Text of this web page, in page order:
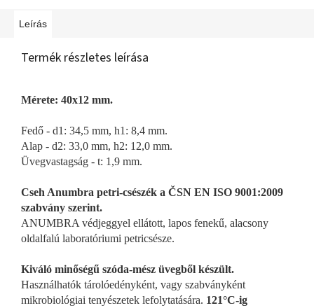
Leírás
Termék részletes leírása
Mérete: 40x12 mm.
Fedő - d1: 34,5 mm, h1: 8,4 mm.
Alap - d2: 33,0 mm, h2: 12,0 mm.
Üvegvastagság - t: 1,9 mm.
Cseh Anumbra petri-csészék a ČSN EN ISO 9001:2009
szabvány szerint.
ANUMBRA védjeggyel ellátott, lapos fenekű, alacsony
oldalfalú laboratóriumi petricsésze.
Kiváló minőségű szóda-mész üvegből készült.
Használhatók tárolóedényként, vagy szabványként
mikrobiológiai tenyészetek lefolytatására. 121°C-ig